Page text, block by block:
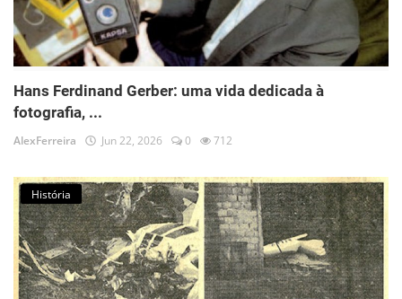
Hans Ferdinand Gerber: uma vida dedicada à
fotografia, ...
AlexFerreira Jun 22, 2026 0 712
História